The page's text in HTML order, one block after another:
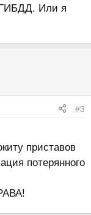
ГИБДД. Или я
#3
приставов
потерянного